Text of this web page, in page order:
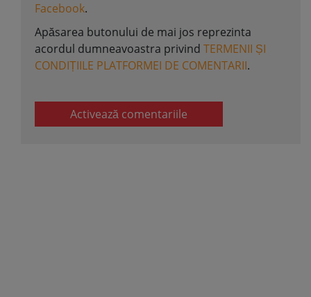
Facebook.
Apăsarea butonului de mai jos reprezinta
acordul dumneavoastra privind TERMENII ȘI
CONDIȚIILE PLATFORMEI DE COMENTARII.
Activează comentariile